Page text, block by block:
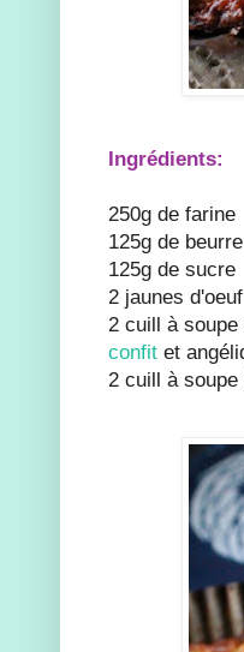
Ingrédients:
250g de farine
125g de
125g de sucre
2 jaunes
2 cuill à
confit et
2 cuill à